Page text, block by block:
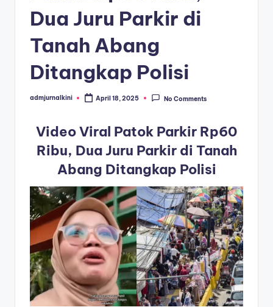
Dua Juru Parkir di
Tanah Abang
Ditangkap Polisi
Posted
admjurnalkini April 18, 2025 No Comments
Video Viral Patok Parkir Rp60
Ribu, Dua Juru Parkir di Tanah
Abang Ditangkap Polisi